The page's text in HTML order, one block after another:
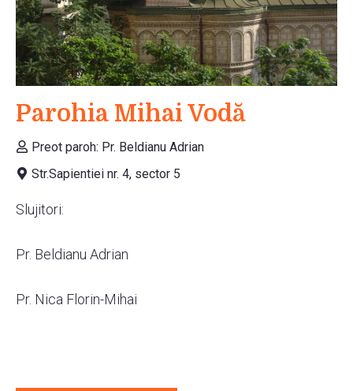
Parohia Mihai Vodă
Preot paroh: Pr. Beldianu Adrian
Str.Sapientiei nr. 4, sector 5
Slujitori:
Pr. Beldianu Adrian
Pr. Nica Florin-Mihai